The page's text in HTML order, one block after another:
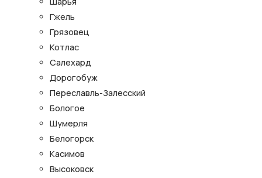
Гжель
Грязовец
Котлас
Салехард
Дорогобуж
Переславль-Залесский
Бологое
Шумерля
Белогорск
Касимов
Высоковск